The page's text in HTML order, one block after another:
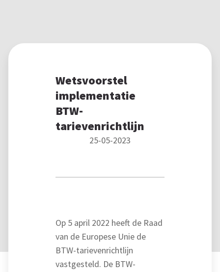
Wetsvoorstel
implementatie
BTW-
tarievenrichtlijn
25-05-2023
Op 5 april 2022 heeft de Raad
van de Europese Unie de
BTW-tarievenrichtlijn
vastgesteld. De BTW-